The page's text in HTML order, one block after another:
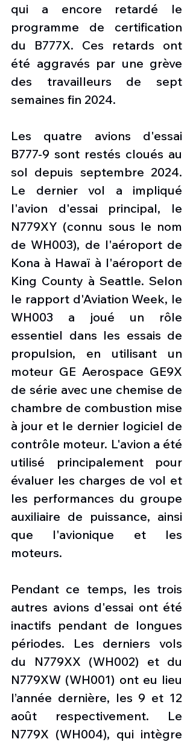
qui a encore retardé le
programme de certification
du B777X. Ces retards ont
été aggravés par une grève
des travailleurs de sept
semaines fin 2024.
Les quatre avions d'essai
B777-9 sont restés cloués au
sol depuis septembre 2024.
Le dernier vol a impliqué
l'avion d'essai principal, le
N779XY (connu sous le nom
de WH003), de l'aéroport de
Kona à Hawaï à l'aéroport de
King County à Seattle. Selon
le rapport d'Aviation Week, le
WH003 a joué un rôle
essentiel dans les essais de
propulsion, en utilisant un
moteur GE Aerospace GE9X
de série avec une chemise de
chambre de combustion mise
à jour et le dernier logiciel de
contrôle moteur. L'avion a été
utilisé principalement pour
évaluer les charges de vol et
les performances du groupe
auxiliaire de puissance, ainsi
que l'avionique et les
moteurs.
Pendant ce temps, les trois
autres avions d'essai ont été
inactifs pendant de longues
périodes. Les derniers vols
du N779XX (WH002) et du
N779XW (WH001) ont eu lieu
l’année dernière, les 9 et 12
août respectivement. Le
N779X (WH004), qui intègre